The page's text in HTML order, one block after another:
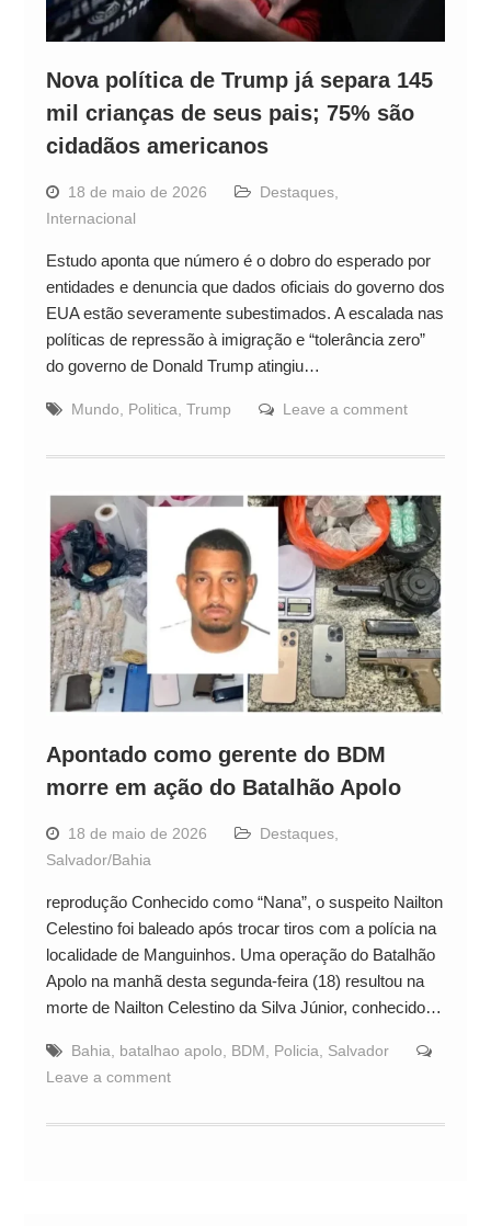
Nova política de Trump já separa 145
mil crianças de seus pais; 75% são
cidadãos americanos
18 de maio de 2026 Destaques,
Internacional
Estudo aponta que número é o dobro do esperado por
entidades e denuncia que dados oficiais do governo dos
EUA estão severamente subestimados. A escalada nas
políticas de repressão à imigração e “tolerância zero”
do governo de Donald Trump atingiu…
Mundo, Politica, Trump Leave a comment
Apontado como gerente do BDM
morre em ação do Batalhão Apolo
18 de maio de 2026 Destaques,
Salvador/Bahia
reprodução Conhecido como “Nana”, o suspeito Nailton
Celestino foi baleado após trocar tiros com a polícia na
localidade de Manguinhos. Uma operação do Batalhão
Apolo na manhã desta segunda-feira (18) resultou na
morte de Nailton Celestino da Silva Júnior, conhecido…
Bahia batalhao apolo BDM Policia
Salvador
Leave a comment